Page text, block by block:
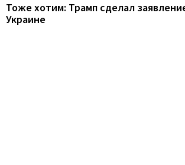
Тоже хотим: Трамп сделал
Украине